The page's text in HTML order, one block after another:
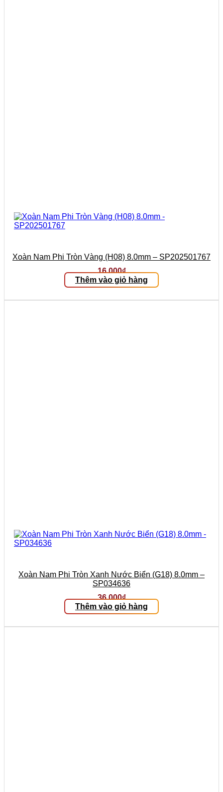
Xoàn Nam Phi Tròn Vàng (H08) 8.0mm – SP202501767
16.000₫
Thêm vào giỏ hàng
Xoàn Nam Phi Tròn Xanh Nước Biển (G18) 8.0mm –
SP034636
36.000₫
Thêm vào giỏ hàng